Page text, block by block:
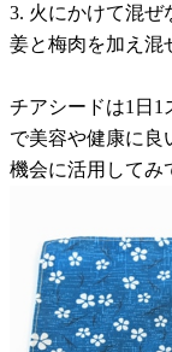
3. 火にかけて混ぜ
姜と梅肉を加え混
チアシードは1日1
で美容や健康に良
機会に活用してみ